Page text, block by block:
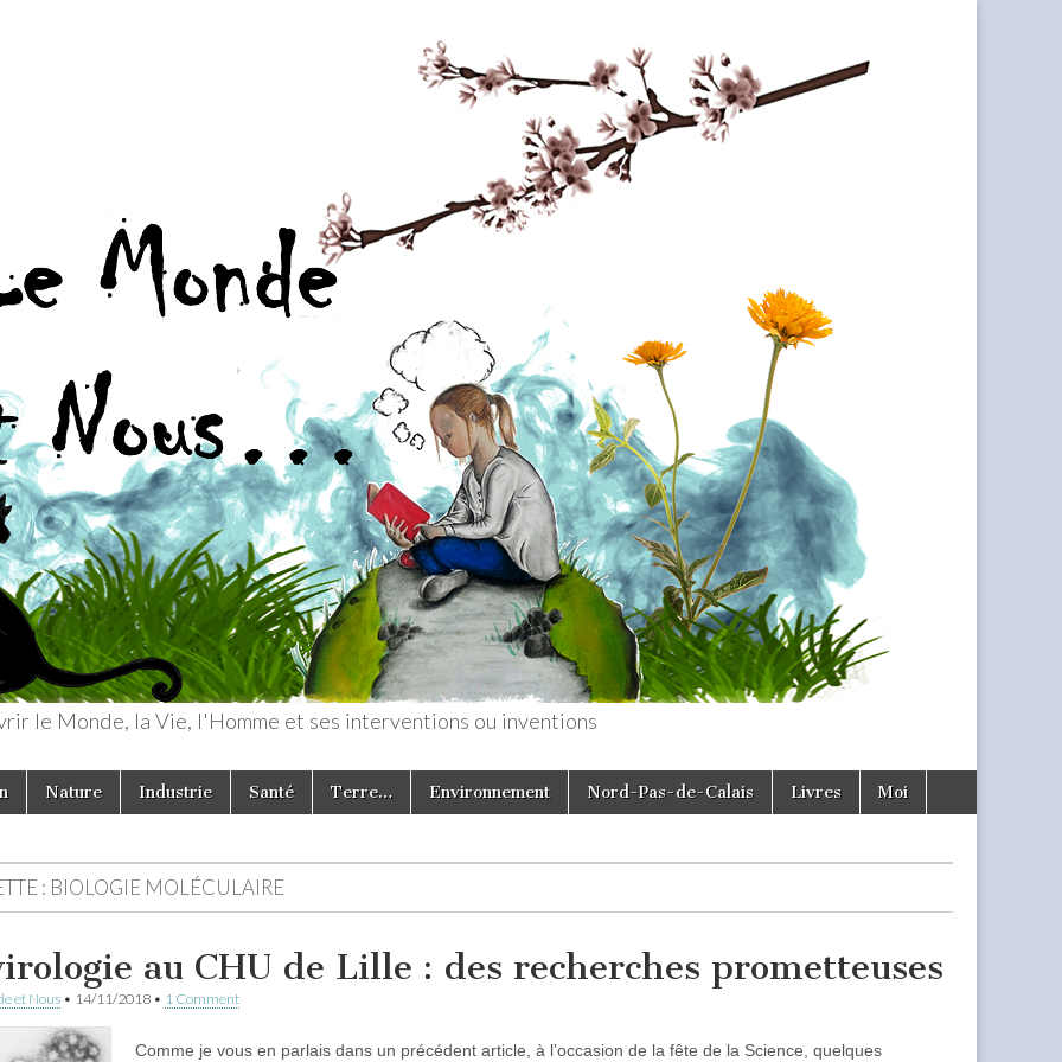
le Monde, la Vie, l'Homme et ses interventions ou inventions
Nature Industrie Santé Terre… Environnement Nord-Pas-de-Calais Livres Moi
: BIOLOGIE MOLÉCULAIRE
au CHU de Lille : des recherches prometteuses
et Nous • 14/11/2018 • 1 Comment
Comme je vous en parlais dans un précédent article, à l’occasion de la fête de la Science, quelques